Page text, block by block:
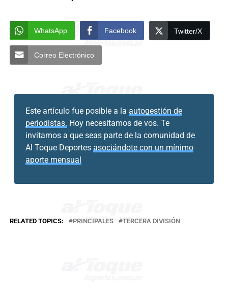
WhatsApp Facebook Twitter/X
Correo Electrónico
Este artículo fue posible a la autogestión de
periodistas. Hoy necesitamos de vos. Te
invitamos a que seas parte de la comunidad de
Al Toque Deportes asociándote con un mínimo
aporte mensual
RELATED TOPICS: PRINCIPALES TERCERA DIVISIÓN